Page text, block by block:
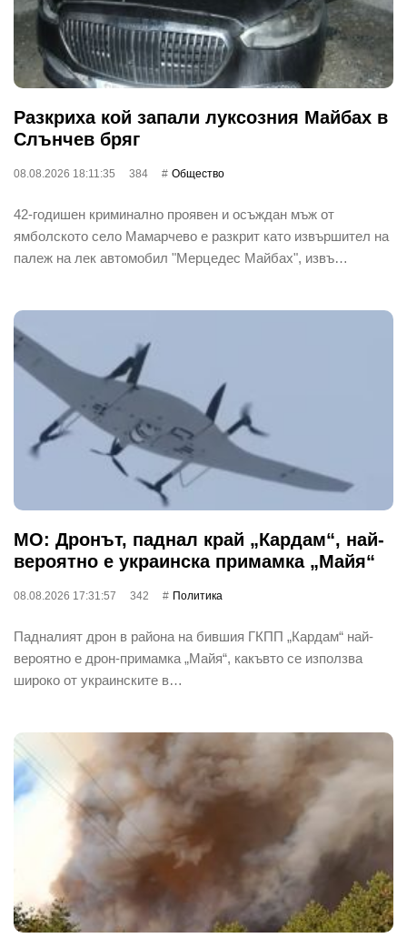
Разкриха кой запали луксозния Майбах в
Слънчев бряг
08.08.2026 18:11:35 384 Общество
42-годишен криминално проявен и осъждан мъж от
ямболското село Мамарчево е разкрит като извършител на
палеж на лек автомобил "Мерцедес Майбах", извъ…
МО: Дронът, паднал край „Кардам“, най-
вероятно е украинска примамка „Майя“
08.08.2026 17:31:57 342 Политика
Падналият дрон в района на бившия ГКПП „Кардам“ най-
вероятно е дрон-примамка „Майя“, какъвто се използва
широко от украинските в…